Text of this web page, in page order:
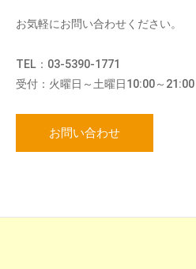
お気軽にお問い合わせください。
TEL：03-5390-1771
受付：火曜日～土曜日10:00～21:00
お問い合わせ